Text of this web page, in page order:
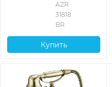
AZR
31818
BR
Купить